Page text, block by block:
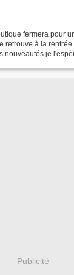
fermera pour
retrouve à la
je
Publicité